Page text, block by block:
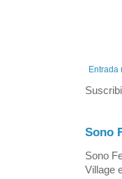
Entrada
Sono
Sono
Village